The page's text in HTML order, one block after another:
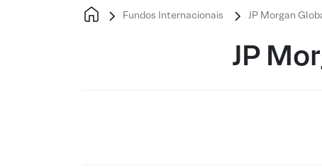
Fundos Internacionais JP Morgan
JP